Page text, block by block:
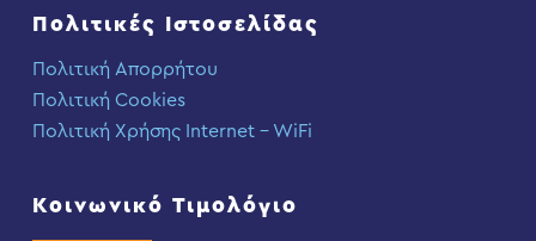
Πολιτικές Ιστοσελίδας
Πολιτική Απορρήτου
Πολιτική Cookies
Πολιτική Χρήσης Internet – WiFi
Κοινωνικό Τιμολόγιο